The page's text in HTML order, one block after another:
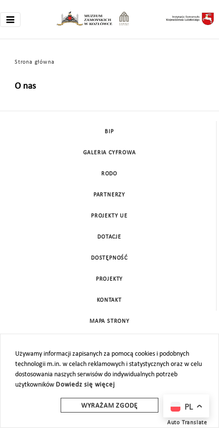
Strona główna
O nas
Używamy informacji zapisanych za pomocą cookies i podobnych
technologii m.in. w celach reklamowych i statystycznych oraz w celu
dostosowania naszych serwisów do indywidualnych potrzeb
użytkowników Dowiedz się więcej
WYRAŻAM ZGODĘ
BIP
GALERIA CYFROWA
RODO
PARTNERZY
PROJEKTY UE
DOTACJE
DOSTĘPNOŚĆ
PROJEKTY
KONTAKT
MAPA STRONY
PL
Auto Translate